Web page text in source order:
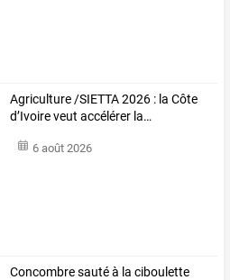
Agriculture /SIETTA2026 : la Côte
d’Ivoireveut accélérer la…
6 août 2026
Concombre sauté à la ciboulette